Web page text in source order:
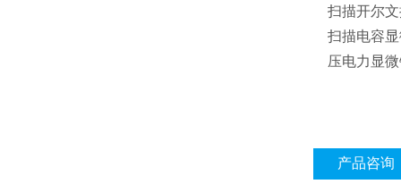
扫描开尔文
扫描电容显
压电力显微
产品咨询